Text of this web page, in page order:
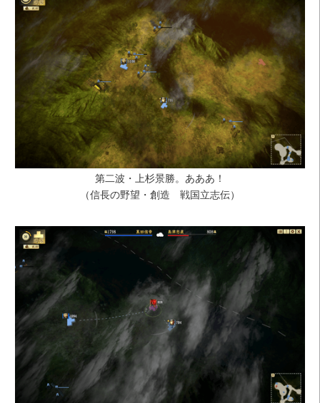
第二波・上杉景勝。あああ！
（信長の野望・創造 戦国立志伝）